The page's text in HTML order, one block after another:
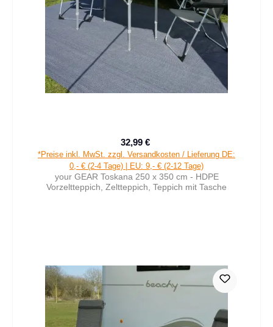
Verkaufspreis:
32,99 €
*Preise inkl. MwSt. zzgl. Versandkosten / Lieferung DE:
0,- € (2-4 Tage) | EU: 9,- € (2-12 Tage)
your GEAR Toskana 250 x 350 cm - HDPE
Vorzeltteppich, Zeltteppich, Teppich mit Tasche